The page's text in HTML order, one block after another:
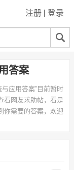
注册 登录
答案
应用答案”目前暂时
看网友求助帖，看是
你需要的答案，欢迎